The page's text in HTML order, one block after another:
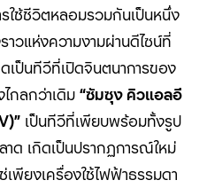
รใช้ชีวิตหลอมรวมกันเป็นหนึ่ง
วแห่งความงามผ่านดีไซน์ที่
เป็นทีวีที่เปิดจินตนาการของ
กลกว่าเดิม “ซัมซุง คิวแอลอี
)” เป็นทีวีที่เพียบพร้อมทั้งรูป
เกิดเป็นปรากฏการณ์ใหม่
พียงเครื่องใช้ไฟฟ้าธรรมดา